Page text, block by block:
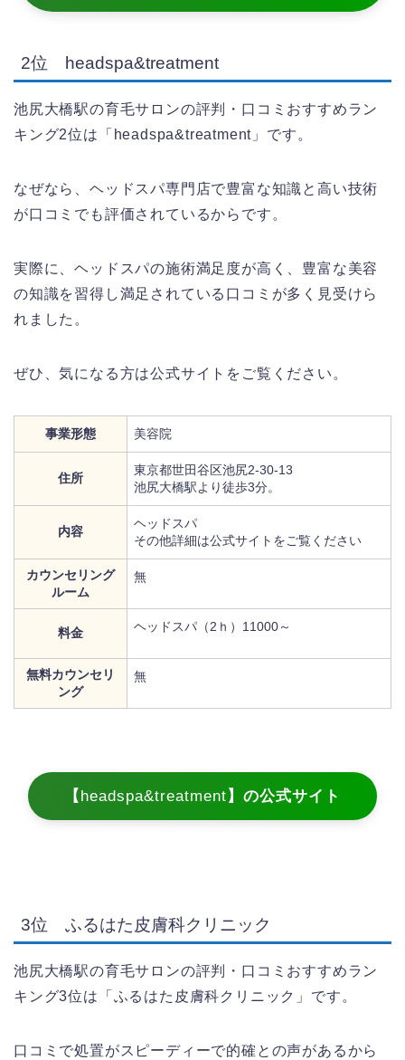
2位 headspa&treatment
池尻大橋駅の育毛サロンの評判・口コミおすすめラン
キング2位は「headspa&treatment」です。
なぜなら、ヘッドスパ専門店で豊富な知識と高い技術
が口コミでも評価されているからです。
実際に、ヘッドスパの施術満足度が高く、豊富な美容
の知識を習得し満足されている口コミが多く見受けら
れました。
ぜひ、気になる方は公式サイトをご覧ください。
事業形態 美容院
住所
東京都世田谷区池尻2-30-13
池尻大橋駅より徒歩3分。
内容
ヘッドスパ
その他詳細は公式サイトをご覧ください
カウンセリング
ルーム
無
料金 ヘッドスパ（2ｈ）11000～
無料カウンセリ
ング
無
【 headspa&treatment 】の公式サイト
3位 ふるはた皮膚科クリニック
池尻大橋駅の育毛サロンの評判・口コミおすすめラン
キング3位は「ふるはた皮膚科クリニック」です。
口コミで処置がスピーディーで的確との声があるから